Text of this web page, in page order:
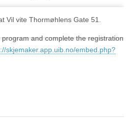
Vil vite Thormøhlens Gate 51.
and complete the registration
skjemaker.app.uib.no/embed.php?